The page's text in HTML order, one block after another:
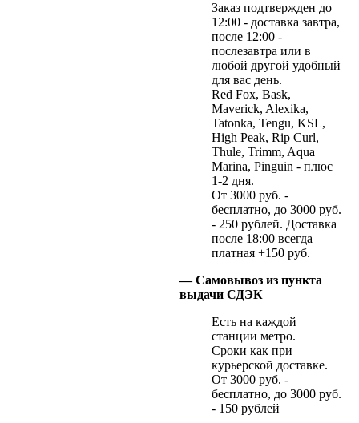
Заказ подтвержден до
12:00 - доставка завтра,
после 12:00 -
послезавтра или в
любой другой удобный
для вас день.
Red Fox, Bask,
Maverick, Alexika,
Tatonka, Tengu, KSL,
High Peak, Rip Curl,
Thule, Trimm, Aqua
Marina, Pinguin - плюс
1-2 дня.
От 3000 руб. -
бесплатно, до 3000 руб.
- 250 рублей. Доставка
после 18:00 всегда
платная +150 руб.
— Самовывоз из пункта
выдачи СДЭК
Есть на каждой
станции метро.
Сроки как при
курьерской доставке.
От 3000 руб. -
бесплатно, до 3000 руб.
- 150 рублей